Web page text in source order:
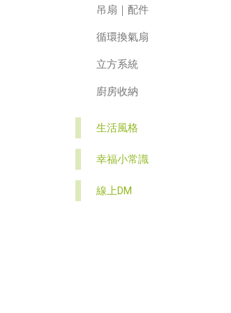
吊扇｜配件
循環換氣扇
立方系統
廚房收納
生活風格
幸福小常識
線上DM